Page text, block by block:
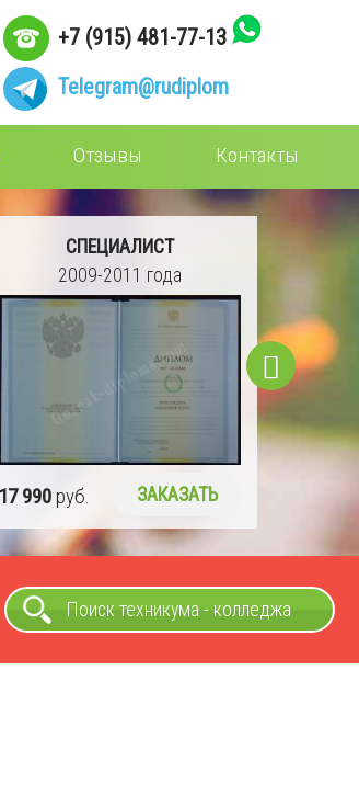
+7 (915) 481-77-13
Telegram@rudiplom
Отзывы Контакты
СПЕЦИАЛИСТ
2004-2008 года
16 990руб. ЗАКАЗАТЬ
15
Поиск техникума - колледжа